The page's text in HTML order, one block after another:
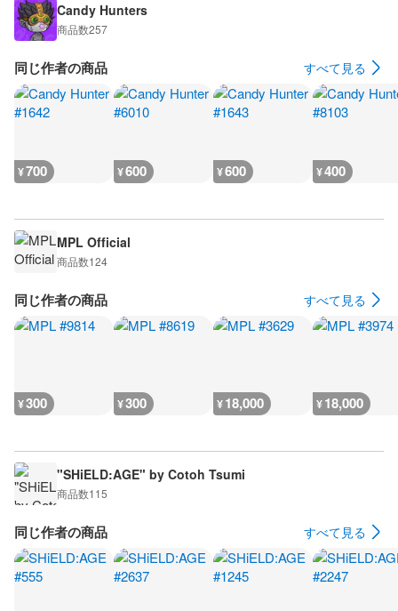
Candy Hunters
商品数257
同じ作者の商品 すべて見る
¥700 ¥600 ¥600 ¥400
MPL Official
商品数124
同じ作者の商品 すべて見る
¥300 ¥300 ¥18,000 ¥18,000
"SHiELD:AGE" by Cotoh Tsumi
商品数115
同じ作者の商品 すべて見る